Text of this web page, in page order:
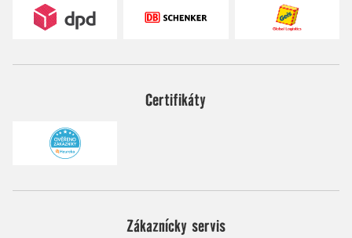
Certifikáty
Zákaznícky servis